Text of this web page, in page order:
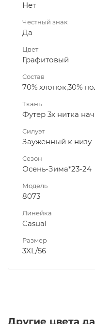
Нет
Честный знак
Да
Цвет
Графитовый
Состав
70% хлопок,30%
Ткань
Футер 3х нитка
Силуэт
Зауженный к низу
Сезон
Осень-Зима*23-24
Модель
8073
Линейка
Casual
Размер
3XL/56